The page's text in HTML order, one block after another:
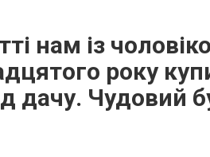
нам із
року
дачу. Чудовий